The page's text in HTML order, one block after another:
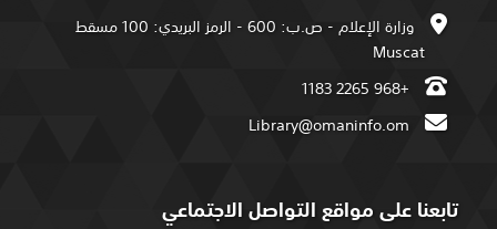
وزارة الإعلام - ص.ب: 600 - الرمز البريدي: 100 مسقط
Muscat
+968 2265 1183
تابعنا على مواقع التواصل الاجتماعي